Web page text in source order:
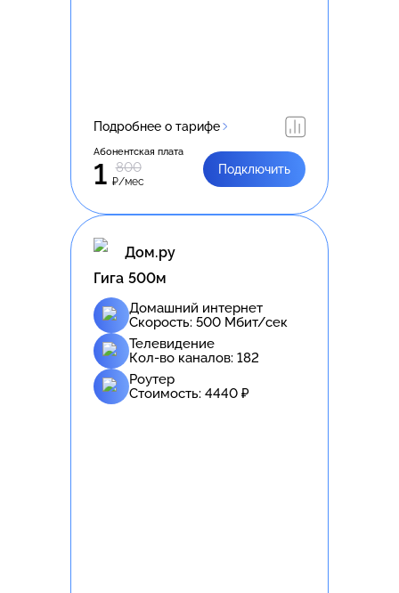
Подробнее о тарифе
Абонентская плата
1 800
₽/мес
Подключить
Дом.ру
Гига 500м
Домашний интернет
Скорость: 500 Мбит/сек
Телевидение
Кол-во каналов: 182
Роутер
Стоимость: 4440 ₽